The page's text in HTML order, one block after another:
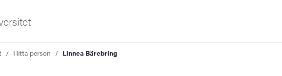
Hitta person Linnea Bärebring